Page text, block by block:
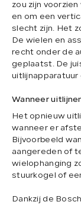
zou zijn
en om een
slecht zijn. Het
De wielen en
recht onder de
geplaatst. De
Wanneer
Het opnieuw
wanneer er
Bijvoorbeeld
aangereden of
wielophanging
stuurkogel of
Dankzij de